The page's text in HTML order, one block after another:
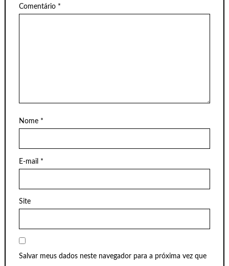
Comentário *
Nome *
E-mail *
Site
Salvar meus dados neste navegador para a próxima vez que